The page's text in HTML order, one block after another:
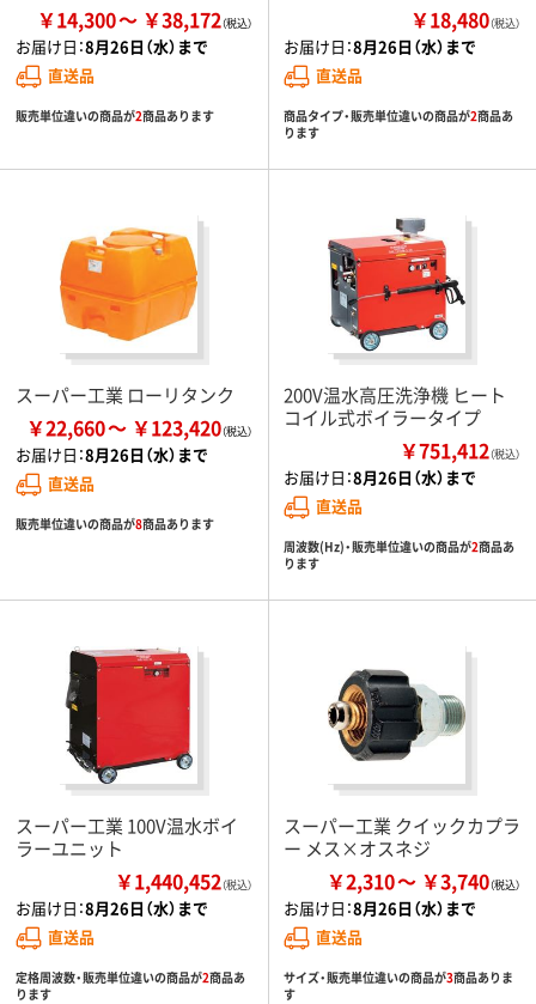
￥14,300 ￥38,172
お届け日：8月26日（水）まで
直送品
販売単位違いの商品が2商品あります
￥18,480（税込）
お届け日：8月26日（水）まで
直送品
商品タイプ・販売単位違いの商品が2商品あ
ります
スーパー工業 ローリタンク
￥22,660 ￥123,420
お届け日：8月26日（水）まで
直送品
販売単位違いの商品が8商品あります
200V温水高圧洗浄機 ヒート
コイル式ボイラータイプ
￥751,412（税込）
お届け日：8月26日（水）まで
直送品
周波数(Hz)・販売単位違いの商品が2商品あ
ります
スーパー工業 100V温水ボイ
ラーユニット
￥1,440,452（税込）
お届け日：8月26日（水）まで
直送品
定格周波数・販売単位違いの商品が2商品あ
ります
スーパー工業 クイックカプラ
ー メス×オスネジ
￥2,310 ￥3,740
お届け日：8月26日（水）まで
直送品
サイズ・販売単位違いの商品が3商品ありま
す